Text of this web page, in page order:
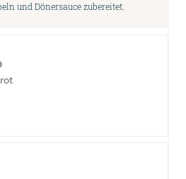
und Dönersauce zubereitet.